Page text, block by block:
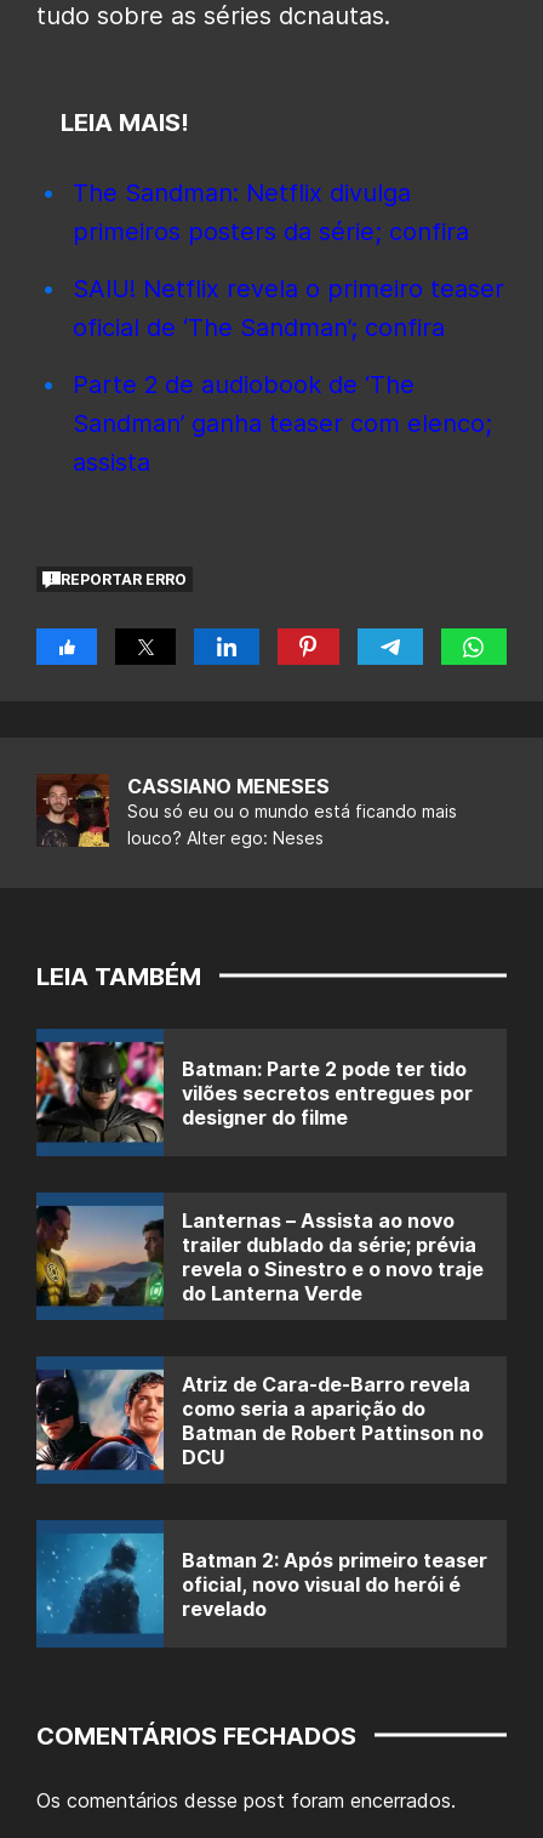
tudo sobre as séries dcnautas.
LEIA MAIS!
The Sandman: Netflix divulga
primeiros posters da série; confira
SAIU! Netflix revela o primeiro teaser
oficial de ‘The Sandman’; confira
Parte 2 de audiobook de ‘The
Sandman’ ganha teaser com elenco;
assista
REPORTAR ERRO
CASSIANO MENESES
Sou só eu ou o mundo está ficando mais
louco? Alter ego: Neses
LEIA TAMBÉM
Batman: Parte 2 pode ter tido
vilões secretos entregues por
designer do filme
Lanternas – Assista ao novo
trailer dublado da série; prévia
revela o Sinestro e o novo traje
do Lanterna Verde
Atriz de Cara-de-Barro revela
como seria a aparição do
Batman de Robert Pattinson no
DCU
Batman 2: Após primeiro teaser
oficial, novo visual do herói é
revelado
COMENTÁRIOS FECHADOS
Os comentários desse post foram encerrados.